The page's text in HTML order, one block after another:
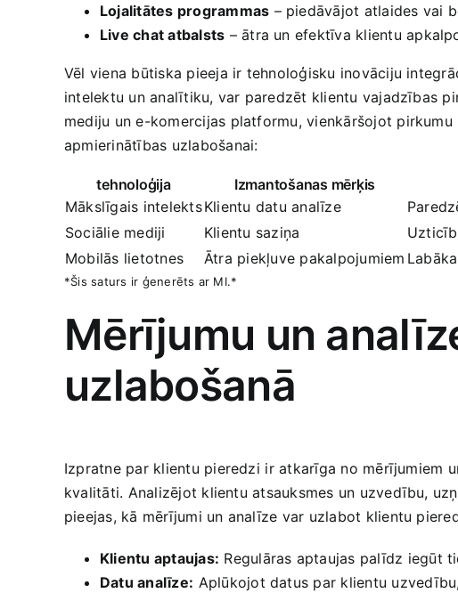
Lojalitātes programmas – piedāvājot atlaides vai
Live chat atbalsts – ātra un efektīva klientu
Vēl viena būtiska pieeja ir tehnoloģisku inovāciju
intelektu un analītiku, var paredzēt klientu ‌vajadzības
mediju un e-komercijas platformu, vienkāršojot
apmierinātības uzlabošanai:
tehnoloģija Izmantošanas mērķis
Mākslīgais‌ intelektsKlientu datu analīze
Sociālie mediji
Klientu saziņa
Mobilās lietotnes
Ātra piekļuve pakalpojumiem
*Šis saturs ir ģenerēts ar MI.*
Mērījumu un‍
uzlabošanā
Izpratne par klientu pieredzi ⁢ir atkarīga no mērījumiem
kvalitāti. Analizējot klientu atsauksmes un uzvedību,
pieejas, kā mērījumi un analīze var ‍uzlabot klientu
Klientu ​aptaujas: ‌Regulāras‍ aptaujas palīdz iegūt
Datu analīze: ⁣Aplūkojot datus par klientu